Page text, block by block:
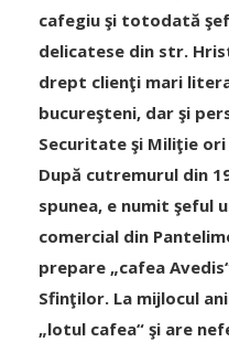
cafegiu şi totodată
delicatese din str.
drept clienţi mari
bucureşteni, dar şi
Securitate şi Miliţie
După cutremurul din
spunea, e numit şeful
comercial din
prepare „cafea
Sfinţilor. La mijlocul
„lotul cafea“ şi are